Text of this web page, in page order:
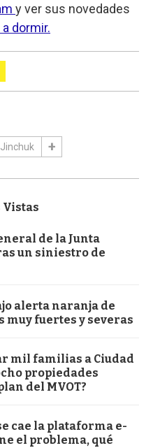
y ver sus novedades
dormir.
Jinchuk
Vistas
de la Junta
un siniestro de
alerta naranja de
fuertes y severas
mil familias a Ciudad
propiedades
del MVOT?
cae la plataforma e-
el problema, qué